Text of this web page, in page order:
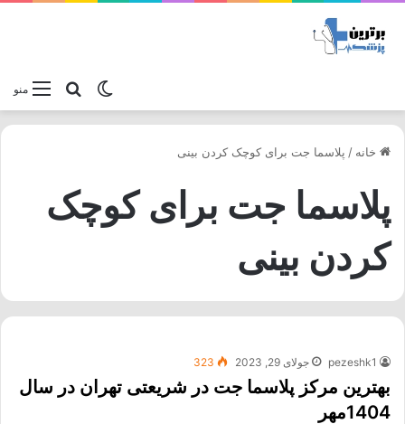
منوجستجو
تغییر پوسته
خانه / پلاسما جت برای کوچک کردن بینی
پلاسما جت برای کوچک
کردن بینی
pezeshk1 جولای 29, 2023 323
بهترین مرکز پلاسما جت در شریعتی تهران در سال
1404مهر